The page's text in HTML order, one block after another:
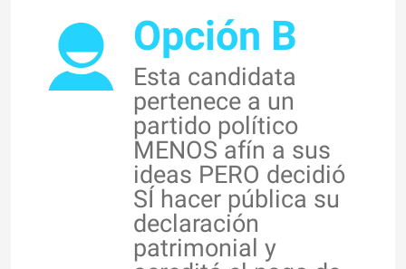
Opción B
Esta candidata
pertenece a un
partido político
MENOS afín a sus
ideas PERO decidió
SÍ hacer pública su
declaración
patrimonial y